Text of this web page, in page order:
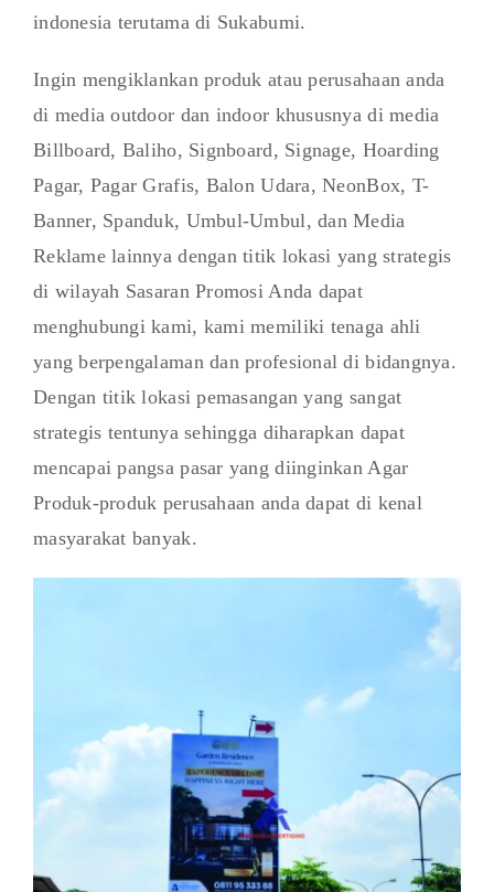
indonesia terutama di Sukabumi.
Ingin mengiklankan produk atau perusahaan anda
di media outdoor dan indoor khususnya di media
Billboard, Baliho, Signboard, Signage, Hoarding
Pagar, Pagar Grafis, Balon Udara, NeonBox, T-
Banner, Spanduk, Umbul-Umbul, dan Media
Reklame lainnya dengan titik lokasi yang strategis
di wilayah Sasaran Promosi Anda dapat
menghubungi kami, kami memiliki tenaga ahli
yang berpengalaman dan profesional di bidangnya.
Dengan titik lokasi pemasangan yang sangat
strategis tentunya sehingga diharapkan dapat
mencapai pangsa pasar yang diinginkan Agar
Produk-produk perusahaan anda dapat di kenal
masyarakat banyak.